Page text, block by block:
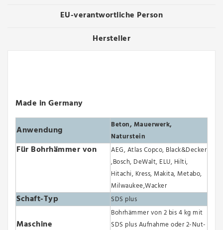
EU-verantwortliche Person
Hersteller
Made in Germany
Anwendung
Beton, Mauerwerk,
Naturstein
Für Bohrhämmer von
AEG, Atlas Copco, Black&Decker
,Bosch, DeWalt, ELU, Hilti,
Hitachi, Kress, Makita, Metabo,
Milwaukee,Wacker
Schaft-Typ SDS plus
Maschine
Bohrhämmer von 2 bis 4 kg mit
SDS plus Aufnahme oder 2-Nut-